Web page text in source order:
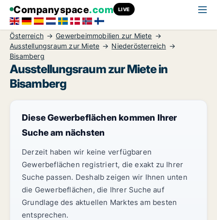
Companyspace.com LIVE
Österreich
Gewerbeimmobilien zur Miete
Ausstellungsraum zur Miete
Niederösterreich
Bisamberg
Ausstellungsraum zur Miete in
Bisamberg
Diese Gewerbeflächen kommen Ihrer
Suche am nächsten
Derzeit haben wir keine verfügbaren
Gewerbeflächen registriert, die exakt zu Ihrer
Suche passen. Deshalb zeigen wir Ihnen unten
die Gewerbeflächen, die Ihrer Suche auf
Grundlage des aktuellen Marktes am besten
entsprechen.